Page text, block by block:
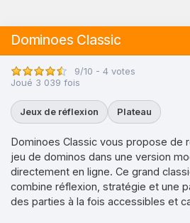
Dominoes Classic
9/10 - 4 votes
Joué 3 039 fois
Jeux de réflexion Plateau
Dominoes Classic vous propose de
jeu de dominos dans une version
directement en ligne. Ce grand
combine réflexion, stratégie et une
des parties à la fois accessibles et